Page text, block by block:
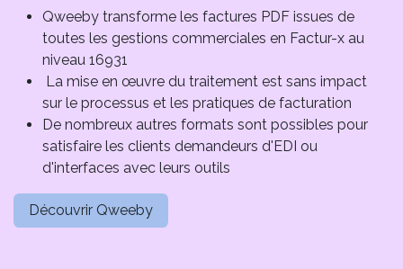
Qweeby transforme les factures PDF issues de
toutes les gestions commerciales en Factur-x au
niveau 16931
La mise en œuvre du traitement est sans impact
sur le processus et les pratiques de facturation
De nombreux autres formats sont possibles pour
satisfaire les clients demandeurs d'EDI ou
d'interfaces avec leurs outils
Découvrir Qweeby